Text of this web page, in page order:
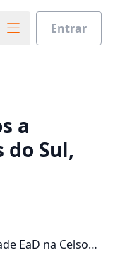
Entrar
estudos
a
do Sul,
EaD na Celso